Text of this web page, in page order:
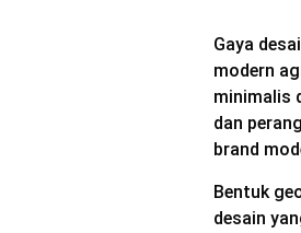
Gaya
modern
minimalis
dan
brand
Bentuk
desain